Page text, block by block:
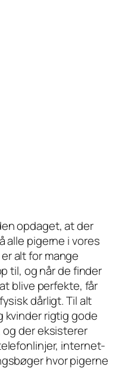
opdaget, at der
alle pigerne i vores
alt for mange
til, og når de finder
blive perfekte, får
dårligt. Til alt
kvinder rigtig gode
og der eksisterer
internet-
hvor pigerne